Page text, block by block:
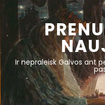
Ir nepraleisk Galvos ant